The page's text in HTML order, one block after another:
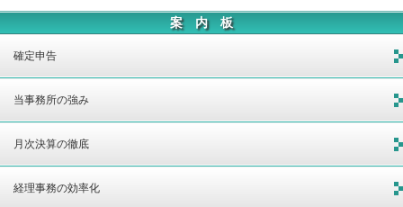
案 内 板
確定申告
当事務所の強み
月次決算の徹底
経理事務の効率化